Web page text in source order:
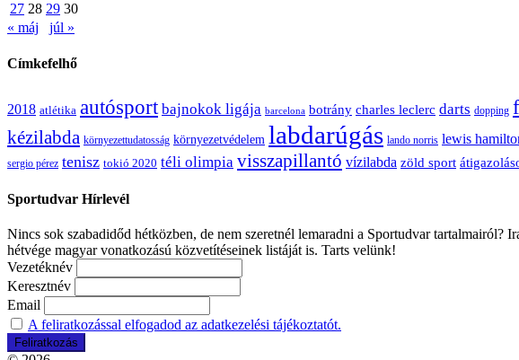
27 28 29 30
« máj
júl »
Címkefelhő
2018 atlétika autósport bajnokok ligája barcelona botrány charles leclerc darts dopping
kézilabda környezettudatosság környezetvédelem labdarúgás lando norris lewis
sergio pérez tenisz tokió 2020 téli olimpia visszapillantó vízilabda zöld sport
Sportudvar Hírlevél
Nincs sok szabadidőd hétközben, de nem szeretnél lemaradni a Sportudvar
hétvége magyar vonatkozású közvetítéseinek listáját is. Tarts velünk!
Vezetéknév
Keresztnév
Email
A feliratkozással elfogadod az adatkezelési tájékoztatót.